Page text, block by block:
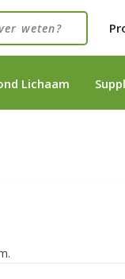
Lichaam